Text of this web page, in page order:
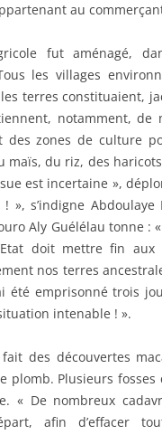
au
fut aménagé,
les villages
terres constituaient,
notamment, de
des zones de culture
du riz, des
est incertaine »,
s’indigne Abdoulaye
Aly Guélélau tonne :
doit mettre fin aux
nos terres
été emprisonné trois
intenable ! ».
des découvertes
plomb. Plusieurs fosses
« De nombreux
afin d’effacer